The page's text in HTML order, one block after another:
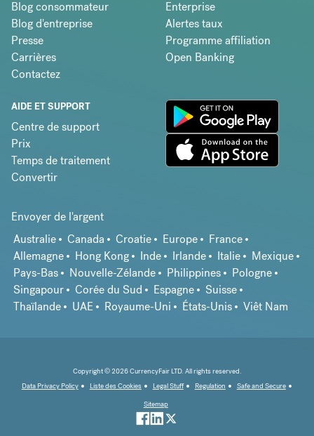
Blog consommateur
Blog d'entreprise
Presse
Carrières
Contactez
Enterprise
Alertes taux
Programme affiliation
Open Banking
AIDE ET SUPPORT
Centre de support
Prix
Temps de traitement
Convertir
Envoyer de l'argent
Australie
Canada Croatie Europe
France
Allemagne
Hong Kong Inde Irlande Italie
Mexique
Pays-Bas
Nouvelle-Zélande Philippines
Pologne
Singapour
Corée du Sud Espagne
Suisse
Thaïlande
UAE Royaume-Uni États-Unis Viêt Nam
Copyright © 2026 CurrencyFair LTD. All rights reserved.
Data Privacy Policy
Liste des Cookies Legal Stuff Regulation
Safe and Secure
Sitemap